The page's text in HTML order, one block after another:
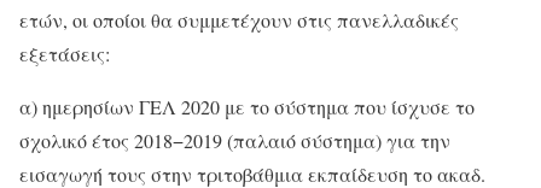
ετών, οι οποίοι θα συμμετέχουν στις πανελλαδικές
εξετάσεις:
α) ημερησίων ΓΕΛ 2020 με το σύστημα που ίσχυσε το
σχολικό έτος 2018−2019 (παλαιό σύστημα) για την
εισαγωγή τους στην τριτοβάθμια εκπαίδευση το ακαδ.